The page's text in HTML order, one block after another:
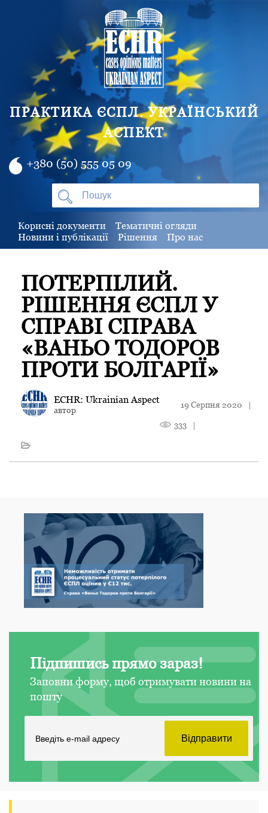
ПРАКТИКА ЄСПЛ. УКРАЇНСЬКИЙ
АСПЕКТ
+380 (50) 555 05 09
Корисні документи
Тематичні огляди
Новини і публікації
Рішення Про нас
ПОТЕРПІЛИЙ.
РІШЕННЯ ЄСПЛ У
СПРАВІ СПРАВА
«ВАНЬО ТОДОРОВ
ПРОТИ БОЛГАРІЇ»
ECHR: Ukrainian Aspect
автор
19 Серпня 2020 |
333 |
Підпишись прямо зараз!
Заповни форму, щоб отримувати новини на
пошту